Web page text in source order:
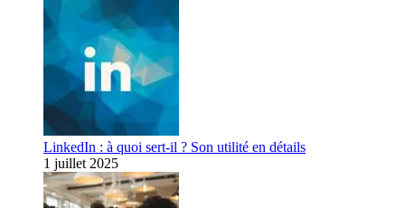
LinkedIn : à quoi sert-il ? Son utilité en détails
1 juillet 2025